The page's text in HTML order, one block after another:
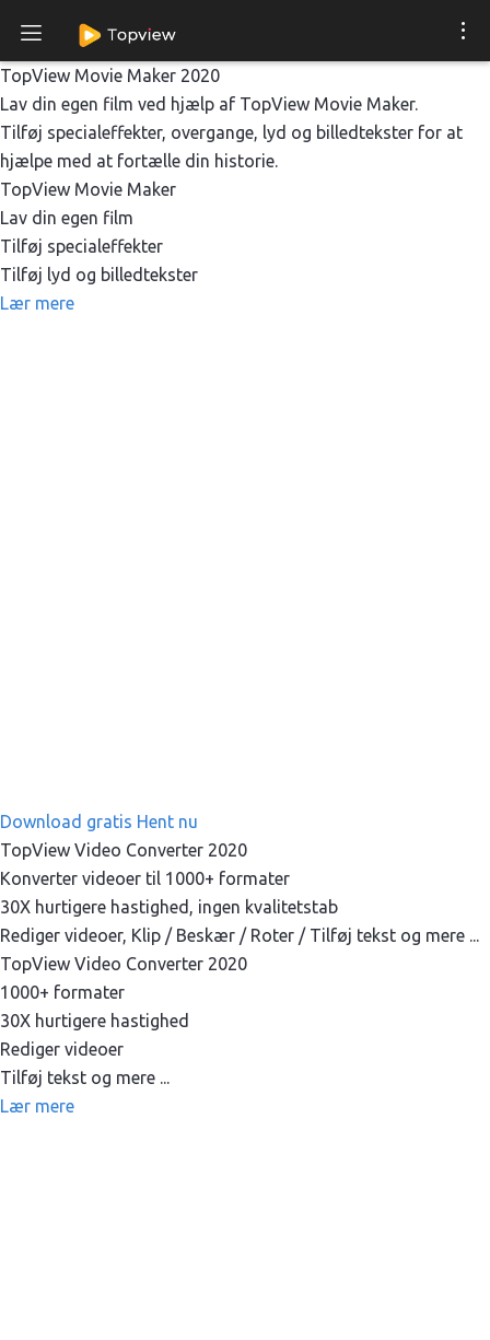
TopView Movie Maker 2020
Lav din egen film ved hjælp af TopView Movie Maker.
Tilføj specialeffekter, overgange, lyd og billedtekster for at
hjælpe med at fortælle din historie.
TopView Movie Maker
Lav din egen film
Tilføj specialeffekter
Tilføj lyd og billedtekster
Lær mere
Download gratis Hent nu
TopView Video Converter 2020
Konverter videoer til 1000+ formater
30X hurtigere hastighed, ingen kvalitetstab
Rediger videoer, Klip / Beskær / Roter / Tilføj tekst og mere ...
TopView Video Converter 2020
1000+ formater
30X hurtigere hastighed
Rediger videoer
Tilføj tekst og mere ...
Lær mere